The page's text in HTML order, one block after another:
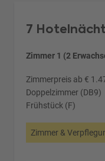
7
Zimmer 1 (2
Zimmerpreis ab €
Doppelzimmer (DB9)
Frühstück (F)
Zimmer &